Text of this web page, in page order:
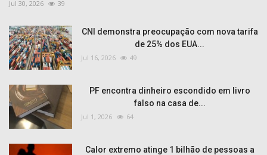
Jul 30, 2026 39
CNI demonstra preocupação com nova tarifa
de 25% dos EUA...
Jul 16, 2026 49
PF encontra dinheiro escondido em livro
falso na casa de...
Jul 1, 2026 64
Calor extremo atinge 1 bilhão de pessoas a